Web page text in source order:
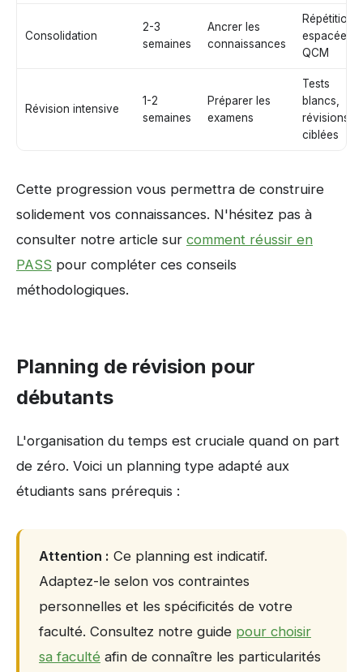
Consolidation
2-3
semaines
Ancrer les
connaissances
Répétition
espacée,
QCM
Révision intensive
1-2
semaines
Préparer les
examens
Tests
blancs,
révisions
ciblées
Cette progression vous permettra de construire
solidement vos connaissances. N'hésitez pas à
consulter notre article sur comment réussir en
PASS pour compléter ces conseils
méthodologiques.
Planning de révision pour
débutants
L'organisation du temps est cruciale quand on part
de zéro. Voici un planning type adapté aux
étudiants sans prérequis :
Attention : Ce planning est indicatif.
Adaptez-le selon vos contraintes
personnelles et les spécificités de votre
faculté. Consultez notre guide pour choisir
sa faculté afin de connaître les particularités